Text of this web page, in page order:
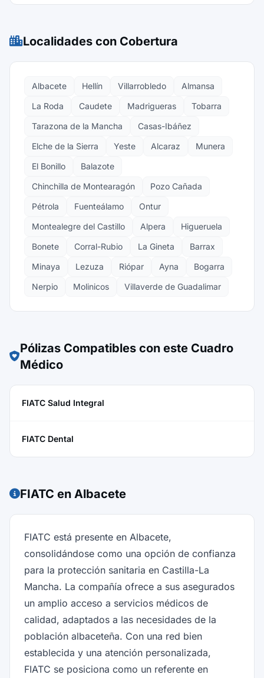
Localidades con Cobertura
Albacete Hellín Villarrobledo
Almansa
La Roda
Caudete Madrigueras
Tobarra
Tarazona de la Mancha
Casas-Ibáñez
Elche de la Sierra
Yeste Alcaraz
Munera
El Bonillo
Balazote
Chinchilla de Montearagón
Pozo Cañada
Pétrola
Fuenteálamo
Ontur
Montealegre del Castillo
Alpera
Higueruela
Bonete
Corral-Rubio La Gineta
Barrax
Minaya
Lezuza Riópar Ayna
Bogarra
Nerpio
Molinicos Villaverde de Guadalimar
Pólizas Compatibles con este Cuadro
Médico
FIATC Salud Integral
FIATC Dental
FIATC en Albacete
FIATC está presente en Albacete,
consolidándose como una opción de confianza
para la protección sanitaria en Castilla-La
Mancha. La compañía ofrece a sus asegurados
un amplio acceso a servicios médicos de
calidad, adaptados a las necesidades de la
población albaceteña. Con una red bien
establecida y una atención personalizada,
FIATC se posiciona como un referente en